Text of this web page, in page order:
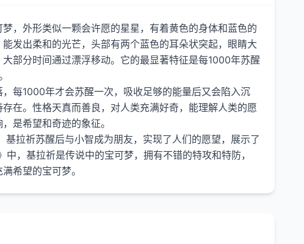
，外形类似一颗会许愿的星星，有着黄色的身体和蓝色的
发出柔和的光芒，头部有两个蓝色的耳朵状突起，眼睛大
部分时间通过漂浮移动。它的最显著特征是每1000年苏醒
每1000年才会苏醒一次，吸收足够的能量后又会陷入沉
在。性格天真而善良，对人类充满好奇，能理解人类的愿
是希望和奇迹的象征。
拉祈苏醒后与小智成为朋友，实现了人们的愿望，展示了
，基拉祈是传说中的宝可梦，拥有不错的特攻和特防，